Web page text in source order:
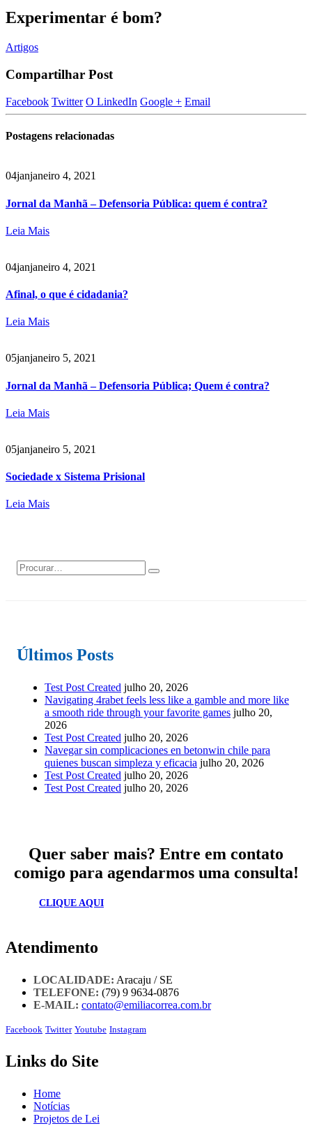
Experimentar é bom?
Artigos
Compartilhar Post
Facebook Twitter O LinkedIn Google + Email
Postagens relacionadas
04janjaneiro 4, 2021
Jornal da Manhã – Defensoria Pública: quem é contra?
Leia Mais
04janjaneiro 4, 2021
Afinal, o que é cidadania?
Leia Mais
05janjaneiro 5, 2021
Jornal da Manhã – Defensoria Pública; Quem é contra?
Leia Mais
05janjaneiro 5, 2021
Sociedade x Sistema Prisional
Leia Mais
Últimos Posts
Test Post Created julho 20, 2026
Navigating 4rabet feels less like a gamble and more like
a smooth ride through your favorite games julho 20,
2026
Test Post Created julho 20, 2026
Navegar sin complicaciones en betonwin chile para
quienes buscan simpleza y eficacia julho 20, 2026
Test Post Created julho 20, 2026
Test Post Created julho 20, 2026
Quer saber mais? Entre em contato
comigo para agendarmos uma consulta!
CLIQUE AQUI
Atendimento
LOCALIDADE: Aracaju / SE
TELEFONE: (79) 9 9634-0876
E-MAIL: contato@emiliacorrea.com.br
Facebook Twitter Youtube Instagram
Links do Site
Home
Notícias
Projetos de Lei